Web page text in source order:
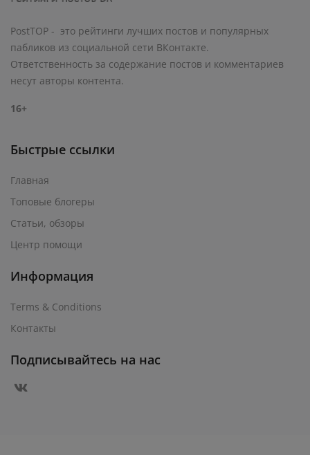
PostTOP - это рейтинги лучших постов и популярных
пабликов из социальной сети ВКонтакте.
Ответственность за содержание постов и комментариев
несут авторы контента.
16+
Быстрые ссылки
Главная
Топовые блогеры
Статьи, обзоры
Центр помощи
Информация
Terms & Conditions
Контакты
Подписывайтесь на нас